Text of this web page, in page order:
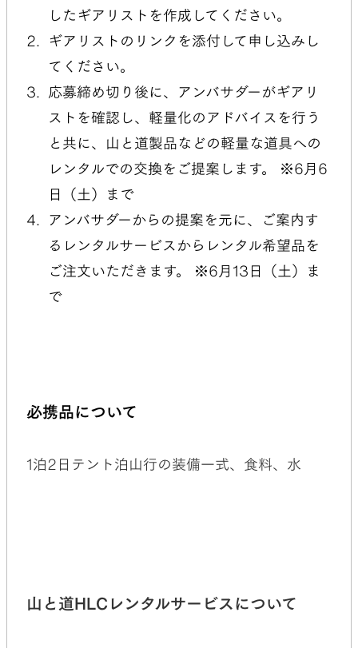
したギアリストを作成してください。
ギアリストのリンクを添付して申し込みし
てください。
応募締め切り後に、アンバサダーがギアリ
ストを確認し、軽量化のアドバイスを行う
と共に、山と道製品などの軽量な道具への
レンタルでの交換をご提案します。 ※6月6
日（土）まで
アンバサダーからの提案を元に、ご案内す
るレンタルサービスからレンタル希望品を
ご注文いただきます。 ※6月13日（土）ま
で
必携品について
1泊2日テント泊山行の装備一式、食料、水
山と道HLCレンタルサービスについて